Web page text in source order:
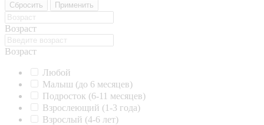
Сбросить Применить
Возраст
Возраст
Любой
Малыш (до 6 месяцев)
Подросток (6-11 месяцев)
Взрослеющий (1-3 года)
Взрослый (4-6 лет)